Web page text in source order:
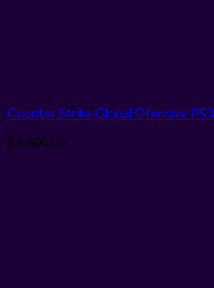
Counter Strike Global Ofensive PS3
$ 6.800,00